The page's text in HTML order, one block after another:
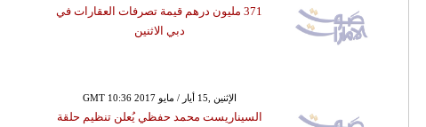
371 مليون درهم قيمة تصرفات العقارات في
دبي الاثنين
GMT 10:36 2017 الإثنين ,15 أيار / مايو
السيناريست محمد حفظي يُعلن تنظيم حلقة